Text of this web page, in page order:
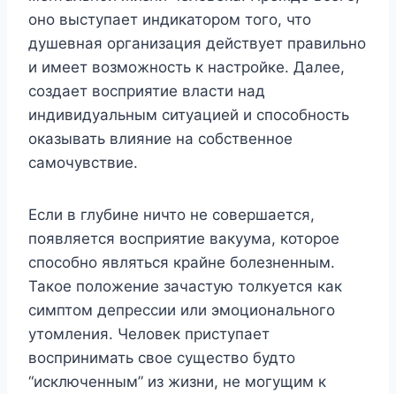
оно выступает индикатором того, что
душевная организация действует правильно
и имеет возможность к настройке. Далее,
создает восприятие власти над
индивидуальным ситуацией и способность
оказывать влияние на собственное
самочувствие.
Если в глубине ничто не совершается,
появляется восприятие вакуума, которое
способно являться крайне болезненным.
Такое положение зачастую толкуется как
симптом депрессии или эмоционального
утомления. Человек приступает
воспринимать свое существо будто
“исключенным” из жизни, не могущим к